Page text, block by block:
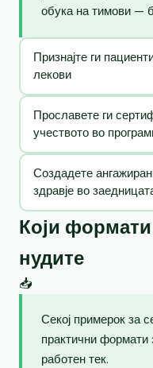
обука на тимови —
Признајте ги
лекови
Прославете ги
учеството во
Создадете
здравје во
Који формати
нудите
📥
Секој примерок за
практични формати
работен тек.